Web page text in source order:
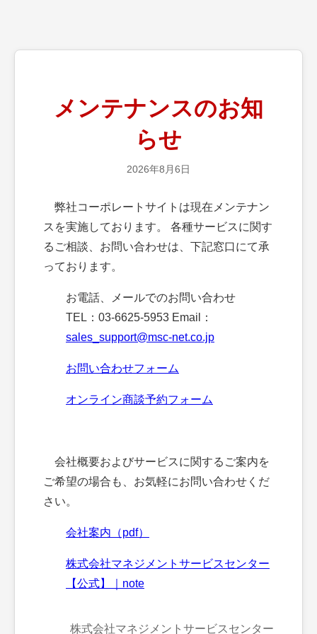
メンテナンスのお知
らせ
2026年8月6日
弊社コーポレートサイトは現在メンテナン
スを実施しております。 各種サービスに関す
るご相談、お問い合わせは、下記窓口にて承
っております。
お電話、メールでのお問い合わせ
TEL：03-6625-5953 Email：
sales_support@msc-net.co.jp
お問い合わせフォーム
オンライン商談予約フォーム
会社概要およびサービスに関するご案内を
ご希望の場合も、お気軽にお問い合わせくだ
さい。
会社案内（pdf）
株式会社マネジメントサービスセンター
【公式】｜note
株式会社マネジメントサービスセンター